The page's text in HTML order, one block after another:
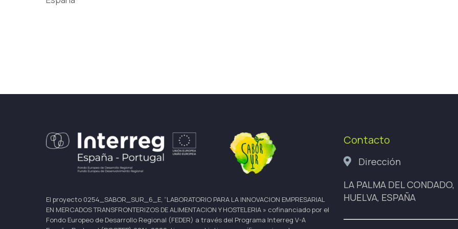
El proyecto 0254_SABOR_SUR_6_E, “LABORATORIO PARA LA INNOVACION EMPRESARIAL
EN MERCADOS TRANSFRONTERIZOS DE ALIMENTACION Y HOSTELERIA » cofinanciado por el
Fondo Europeo de Desarrollo Regional (FEDER) a través del Programa Interreg V-A
Contacto
Dirección
LA PALMA DEL CONDADO,
HUELVA, ESPAÑA